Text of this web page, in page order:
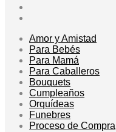
Amor y Amistad
Para Bebés
Para Mamá
Para Caballeros
Bouquets
Cumpleaños
Orquídeas
Funebres
Proceso de Compra